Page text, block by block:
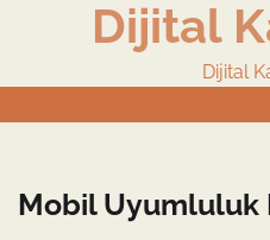
Dijital
Dijital
Mobil Uyumluluk